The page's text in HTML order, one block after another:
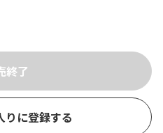
りに登録する